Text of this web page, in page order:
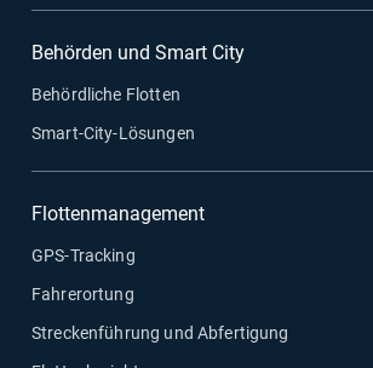
Behörden und Smart City
Behördliche Flotten
Smart-City-Lösungen
Flottenmanagement
GPS-Tracking
Fahrerortung
Streckenführung und Abfertigung